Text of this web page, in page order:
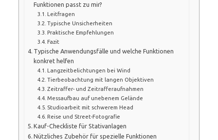
Funktionen passt zu mir?
Leitfragen
Typische Unsicherheiten
Praktische Empfehlungen
Fazit
Typische Anwendungsfälle und welche Funktionen
konkret helfen
Langzeitbelichtungen bei Wind
Tierbeobachtung mit langen Objektiven
Zeitraffer- und Zeitrafferaufnahmen
Messaufbau auf unebenem Gelände
Studioarbeit mit schwerem Head
Reise und Street-Fotografie
Kauf-Checkliste für Stativanlagen
Nützliches Zubehör für spezielle Funktionen